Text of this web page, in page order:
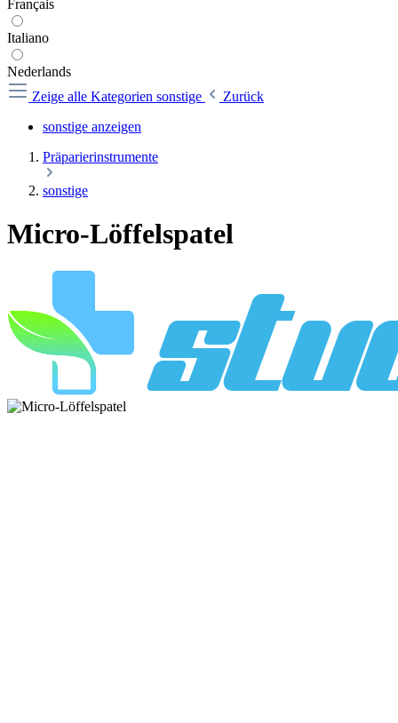
Français
Italiano
Nederlands
Zeige alle Kategorien sonstige
Zurück
sonstige anzeigen
Präparierinstrumente
sonstige
Micro-Löffelspatel